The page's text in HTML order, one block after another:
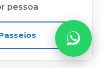
pessoa